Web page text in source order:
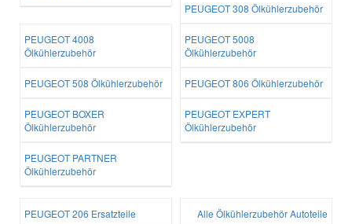
PEUGEOT 308 Ölkühlerzubehör
PEUGEOT 4008
Ölkühlerzubehör
PEUGEOT 5008
Ölkühlerzubehör
PEUGEOT 508 Ölkühlerzubehör PEUGEOT 806 Ölkühlerzubehör
PEUGEOT BOXER
Ölkühlerzubehör
PEUGEOT EXPERT
Ölkühlerzubehör
PEUGEOT PARTNER
Ölkühlerzubehör
PEUGEOT 206 Ersatzteile Alle Ölkühlerzubehör Autoteile